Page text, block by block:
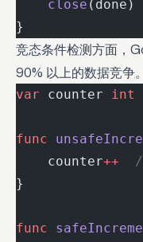
    close
(done)
}
竞态条件检测方面，
90% 以上的数据竞争
var counter int
func
    counter
++
}
func